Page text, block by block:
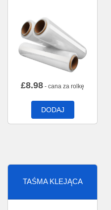
£8.98 - cana za rolkę
DODAJ
TAŚMA KLEJĄCA